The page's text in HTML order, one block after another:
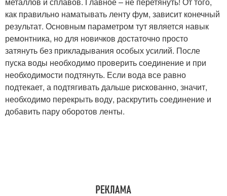
как правильно наматывать ленту фум, зависит конечный
результат. Основным параметром тут является навык
ремонтника, но для новичков достаточно просто
затянуть без прикладывания особых усилий. После
пуска воды необходимо проверить соединение и при
необходимости подтянуть. Если вода все равно
подтекает, а подтягивать дальше рискованно, значит,
необходимо перекрыть воду, раскрутить соединение и
добавить пару оборотов ленты.